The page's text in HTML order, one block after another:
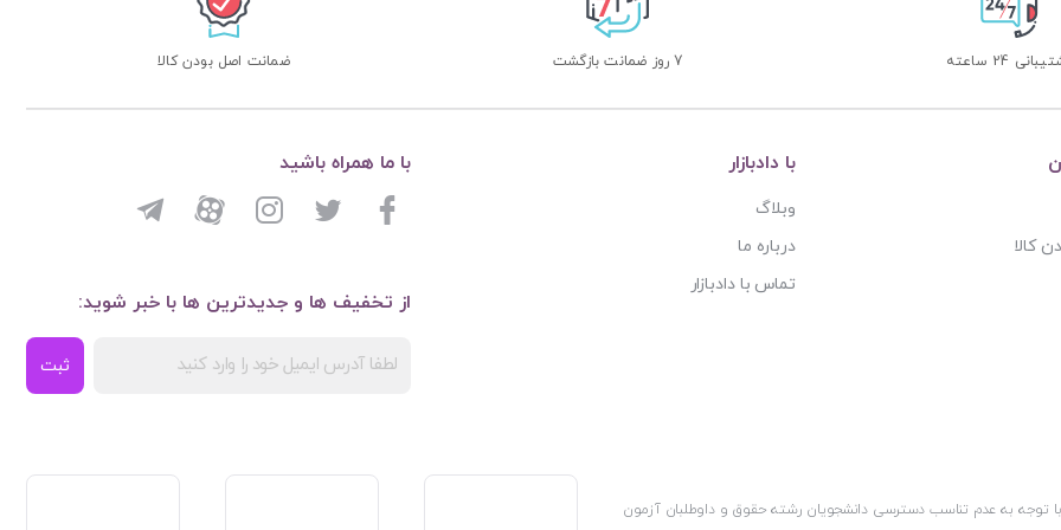
24 ساعته 7 روز ضمانت بازگشت ضمانت اصل بودن کالا
کالا
با دادبازار
وبلاگ
درباره ما
تماس با دادبازار
از تخفیف ها و جدیدترین ها با خبر شوید:
ثبت
با ما همراه باشید
توجه به عدم تناسب دسترسی دانشجویان رشته حقوق و داوطلبان آزمون